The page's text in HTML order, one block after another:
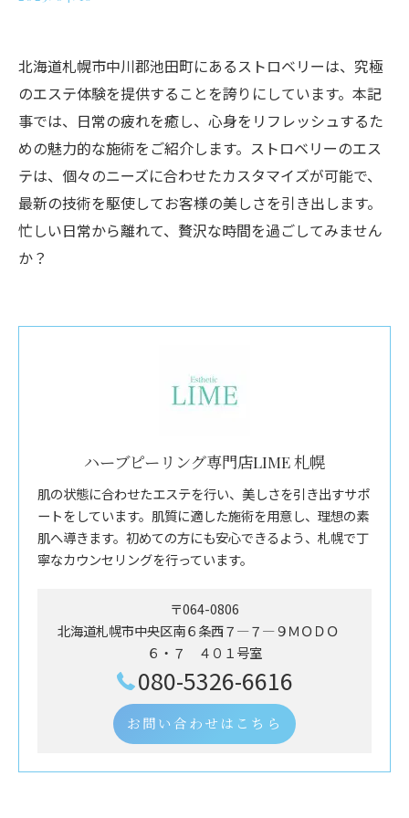
北海道札幌市中川郡池田町にあるストロベリーは、究極
のエステ体験を提供することを誇りにしています。本記
事では、日常の疲れを癒し、心身をリフレッシュするた
めの魅力的な施術をご紹介します。ストロベリーのエス
テは、個々のニーズに合わせたカスタマイズが可能で、
最新の技術を駆使してお客様の美しさを引き出します。
忙しい日常から離れて、贅沢な時間を過ごしてみません
か？
ハーブピーリング専門店LIME 札幌
肌の状態に合わせたエステを行い、美しさを引き出すサポ
ートをしています。肌質に適した施術を用意し、理想の素
肌へ導きます。初めての方にも安心できるよう、札幌で丁
寧なカウンセリングを行っています。
〒064-0806
北海道札幌市中央区南６条西７―７―９ＭＯＤＯ
６・７ ４０１号室
080-5326-6616
お問い合わせはこちら